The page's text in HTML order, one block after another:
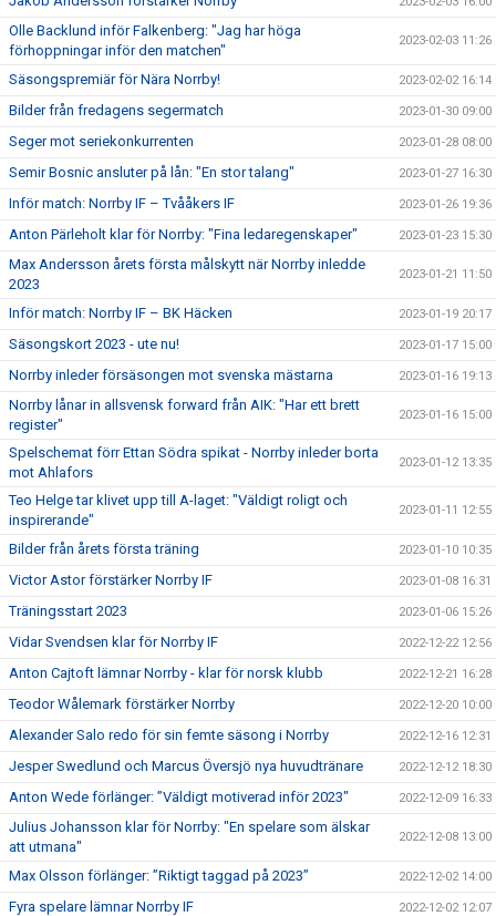
Olle Backlund inför Falkenberg: "Jag har höga
förhoppningar inför den matchen"
2023-02-03 11:26
Säsongspremiär för Nära Norrby! 2023-02-02 16:14
Bilder från fredagens segermatch 2023-01-30 09:00
Seger mot seriekonkurrenten 2023-01-28 08:00
Semir Bosnic ansluter på lån: "En stor talang" 2023-01-27 16:30
Inför match: Norrby IF – Tvååkers IF 2023-01-26 19:36
Anton Pärleholt klar för Norrby: "Fina ledaregenskaper" 2023-01-23 15:30
Max Andersson årets första målskytt när Norrby inledde
2023
2023-01-21 11:50
Inför match: Norrby IF – BK Häcken 2023-01-19 20:17
Säsongskort 2023 - ute nu! 2023-01-17 15:00
Norrby inleder försäsongen mot svenska mästarna 2023-01-16 19:13
Norrby lånar in allsvensk forward från AIK: "Har ett brett
register"
2023-01-16 15:00
Spelschemat förr Ettan Södra spikat - Norrby inleder borta
mot Ahlafors
2023-01-12 13:35
Teo Helge tar klivet upp till A-laget: "Väldigt roligt och
inspirerande"
2023-01-11 12:55
Bilder från årets första träning 2023-01-10 10:35
Victor Astor förstärker Norrby IF 2023-01-08 16:31
Träningsstart 2023 2023-01-06 15:26
Vidar Svendsen klar för Norrby IF 2022-12-22 12:56
Anton Cajtoft lämnar Norrby - klar för norsk klubb 2022-12-21 16:28
Teodor Wålemark förstärker Norrby 2022-12-20 10:00
Alexander Salo redo för sin femte säsong i Norrby 2022-12-16 12:31
Jesper Swedlund och Marcus Översjö nya huvudtränare 2022-12-12 18:30
Anton Wede förlänger: ”Väldigt motiverad inför 2023" 2022-12-09 16:33
Julius Johansson klar för Norrby: "En spelare som älskar
att utmana"
2022-12-08 13:00
Max Olsson förlänger: ”Riktigt taggad på 2023” 2022-12-02 14:00
Fyra spelare lämnar Norrby IF 2022-12-02 12:07